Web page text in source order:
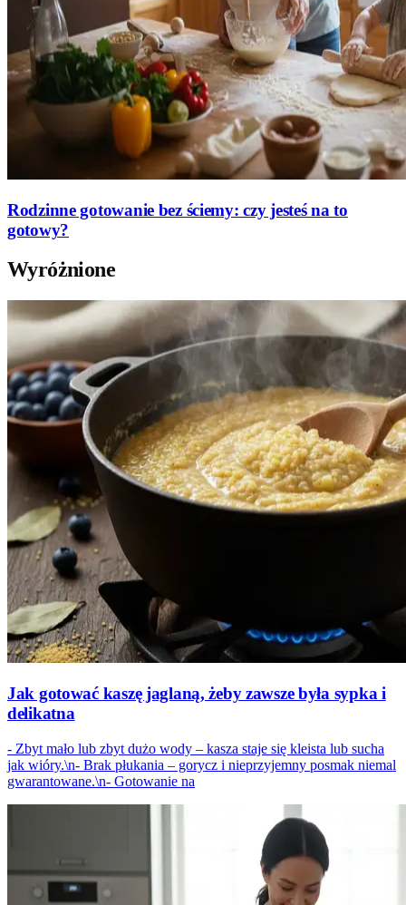
Rodzinne gotowanie bez ściemy: czy jesteś na to
gotowy?
Wyróżnione
Jak gotować kaszę jaglaną, żeby zawsze była sypka i
delikatna
- Zbyt mało lub zbyt dużo wody – kasza staje się kleista lub sucha
jak wióry.\n- Brak płukania – gorycz i nieprzyjemny posmak niemal
gwarantowane.\n- Gotowanie na